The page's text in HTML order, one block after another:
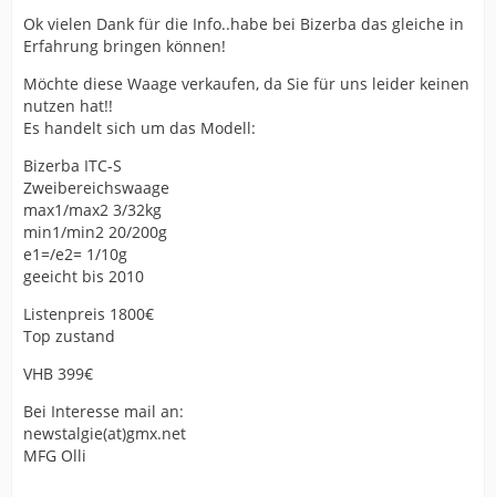
Ok vielen Dank für die Info..habe bei Bizerba das gleiche in
Erfahrung bringen können!
Möchte diese Waage verkaufen, da Sie für uns leider keinen
nutzen hat!!
Es handelt sich um das Modell:
Bizerba ITC-S
Zweibereichswaage
max1/max2 3/32kg
min1/min2 20/200g
e1=/e2= 1/10g
geeicht bis 2010
Listenpreis 1800€
Top zustand
VHB 399€
Bei Interesse mail an:
newstalgie(at)gmx.net
MFG Olli